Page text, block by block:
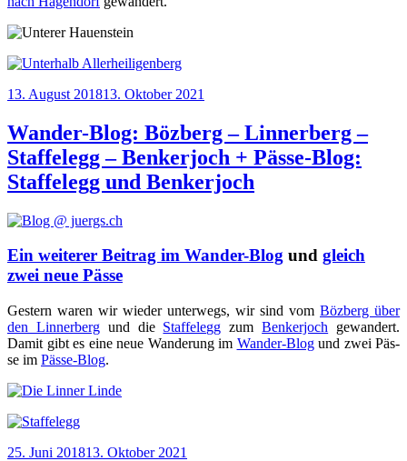
Veröffentlicht
13. August 201813. Oktober 2021
Wander-Blog: Bözberg – Linnerberg –
Staffelegg – Benkerjoch + Pässe-Blog:
Staffelegg und Benkerjoch
Ein weiterer Beitrag im Wander-Blog und gleich
zwei neue Pässe
Ges­tern waren wir wie­der unter­wegs, wir sind vom Böz­berg über
den Lin­ner­bergund die Staf­fel­egg zumBen­ker­joch gewan­dert.
Damit gibt es eine neue Wan­de­rung im Wan­der-Blogund zwei Päs­
se im Päs­se-Blog.
Veröffentlicht
25. Juni 201813. Oktober 2021